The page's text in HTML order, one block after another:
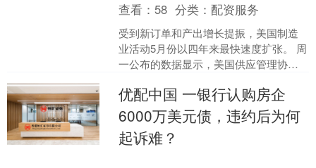
查看： 58 分类：配资服务
受到新订单和产出增长提振，美国制造
业活动5月份以四年来最快速度扩张。 周
一公布的数据显示，美国供应管理协会
高于50表明增....
优配中国 一银行认购房企
6000万美元债，违约后为何
起诉难？